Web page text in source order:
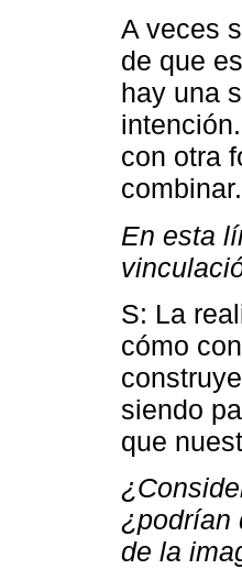
A veces
de que
hay una
con otra
combinar.
En esta
S: La
cómo
siendo
que
¿podrían
de la